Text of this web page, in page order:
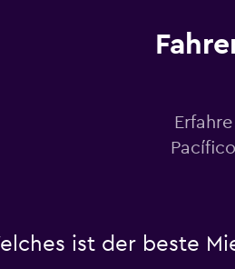
Solo Rent a Car
ist der beste